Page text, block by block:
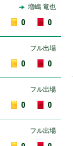
増嶋 竜也
0 0
フル出場
0 0
フル出場
0 0
フル出場